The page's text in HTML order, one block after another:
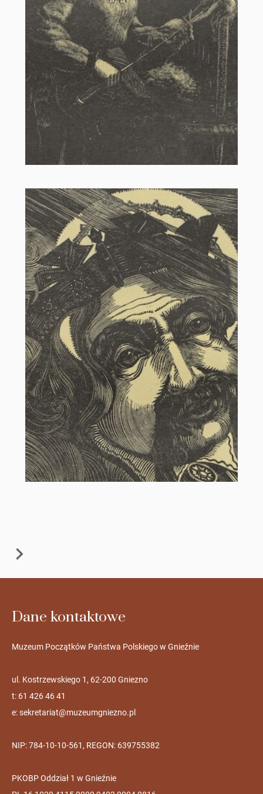
Dane kontaktowe
Muzeum Początków Państwa Polskiego w Gnieźnie
ul. Kostrzewskiego 1, 62-200 Gniezno
t: 61 426 46 41
e:sekretariat@muzeumgniezno.pl
NIP: 784-10-10-561, REGON: 639755382
PKOBP Oddział 1 w Gnieźnie